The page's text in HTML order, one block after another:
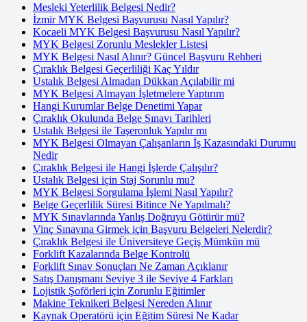
Mesleki Yeterlilik Belgesi Nedir?
İzmir MYK Belgesi Başvurusu Nasıl Yapılır?
Kocaeli MYK Belgesi Başvurusu Nasıl Yapılır?
MYK Belgesi Zorunlu Meslekler Listesi
MYK Belgesi Nasıl Alınır? Güncel Başvuru Rehberi
Çıraklık Belgesi Geçerliliği Kaç Yıldır
Ustalık Belgesi Almadan Dükkan Açılabilir mi
MYK Belgesi Almayan İşletmelere Yaptırım
Hangi Kurumlar Belge Denetimi Yapar
Çıraklık Okulunda Belge Sınavı Tarihleri
Ustalık Belgesi ile Taşeronluk Yapılır mı
MYK Belgesi Olmayan Çalışanların İş Kazasındaki Durumu
Nedir
Çıraklık Belgesi ile Hangi İşlerde Çalışılır?
Ustalık Belgesi için Staj Sorunlu mu?
MYK Belgesi Sorgulama İşlemi Nasıl Yapılır?
Belge Geçerlilik Süresi Bitince Ne Yapılmalı?
MYK Sınavlarında Yanlış Doğruyu Götürür mü?
Vinç Sınavına Girmek için Başvuru Belgeleri Nelerdir?
Çıraklık Belgesi ile Üniversiteye Geçiş Mümkün mü
Forklift Kazalarında Belge Kontrolü
Forklift Sınav Sonuçları Ne Zaman Açıklanır
Satış Danışmanı Seviye 3 ile Seviye 4 Farkları
Lojistik Şoförleri için Zorunlu Eğitimler
Makine Teknikeri Belgesi Nereden Alınır
Kaynak Operatörü için Eğitim Süresi Ne Kadar